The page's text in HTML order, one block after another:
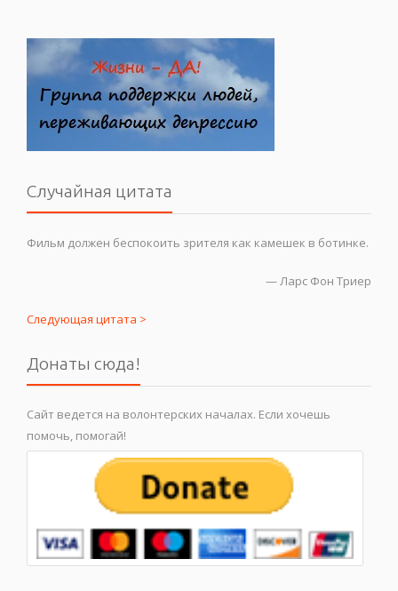
Случайная цитата
Фильм должен беспокоить зрителя как камешек в ботинке.
—Ларс Фон Триер
Следующая цитата >
Донаты сюда!
Сайт ведется на волонтерских началах. Если хочешь
помочь, помогай!